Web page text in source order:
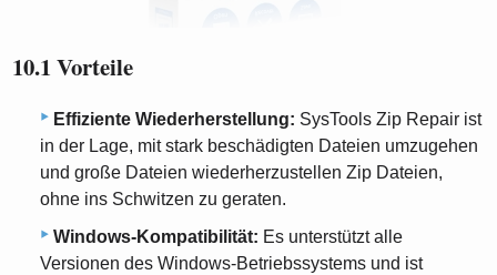
10.1 Vorteile
Effiziente Wiederherstellung: SysTools Zip Repair ist
in der Lage, mit stark beschädigten Dateien umzugehen
und große Dateien wiederherzustellen Zip Dateien,
ohne ins Schwitzen zu geraten.
Windows-Kompatibilität: Es unterstützt alle
Versionen des Windows-Betriebssystems und ist